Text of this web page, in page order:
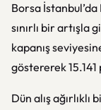
Borsa
sınırlı bir artışla
kapanış
göstererek 15.141
Dün alış